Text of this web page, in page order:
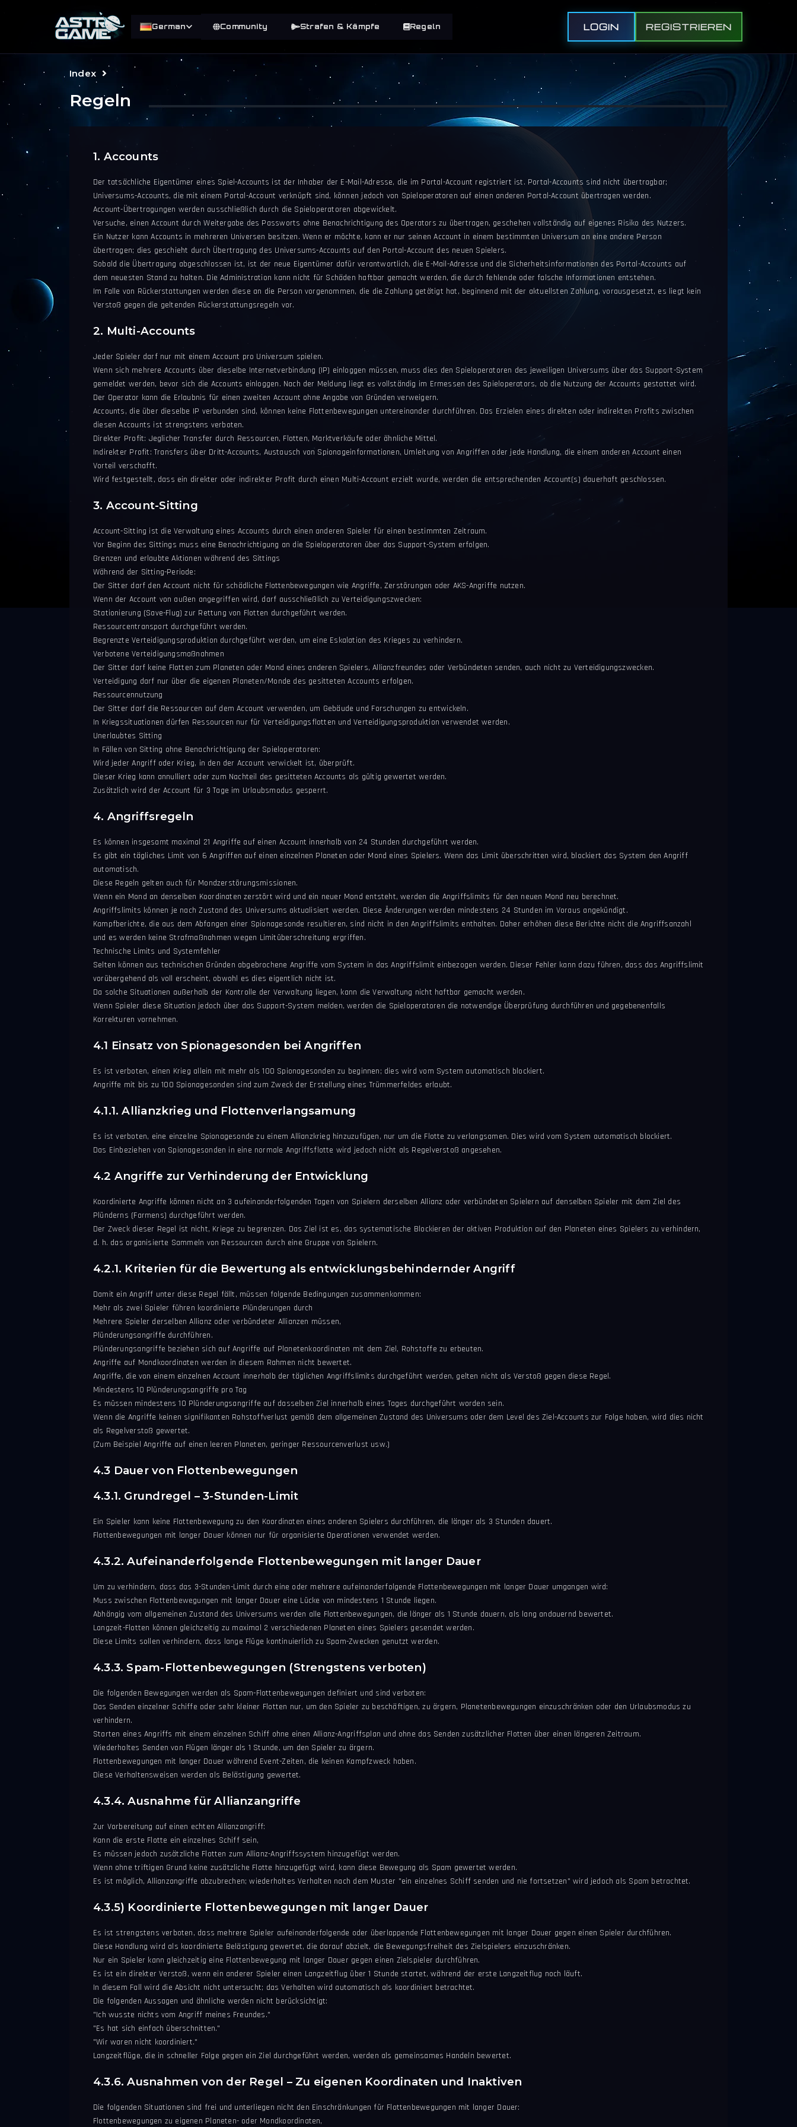
German Community Strafen & Kämpfe Regeln LOGIN REGISTRIEREN
Index
Regeln
1. Accounts
Der tatsächliche Eigentümer eines Spiel-Accounts ist der Inhaber der E-Mail-Adresse, die im Portal-Account registriert ist. Portal-Accounts sind nicht übertragbar;
Universums-Accounts, die mit einem Portal-Account verknüpft sind, können jedoch von Spieloperatoren auf einen anderen Portal-Account übertragen werden.
Account-Übertragungen werden ausschließlich durch die Spieloperatoren abgewickelt.
Versuche, einen Account durch Weitergabe des Passworts ohne Benachrichtigung des Operators zu übertragen, geschehen vollständig auf eigenes Risiko des Nutzers.
Ein Nutzer kann Accounts in mehreren Universen besitzen. Wenn er möchte, kann er nur seinen Account in einem bestimmten Universum an eine andere Person
übertragen; dies geschieht durch Übertragung des Universums-Accounts auf den Portal-Account des neuen Spielers.
Sobald die Übertragung abgeschlossen ist, ist der neue Eigentümer dafür verantwortlich, die E-Mail-Adresse und die Sicherheitsinformationen des Portal-Accounts auf
dem neuesten Stand zu halten. Die Administration kann nicht für Schäden haftbar gemacht werden, die durch fehlende oder falsche Informationen entstehen.
Im Falle von Rückerstattungen werden diese an die Person vorgenommen, die die Zahlung getätigt hat, beginnend mit der aktuellsten Zahlung, vorausgesetzt, es liegt kein
Verstoß gegen die geltenden Rückerstattungsregeln vor.
2. Multi-Accounts
Jeder Spieler darf nur mit einem Account pro Universum spielen.
Wenn sich mehrere Accounts über dieselbe Internetverbindung (IP) einloggen müssen, muss dies den Spieloperatoren des jeweiligen Universums über das Support-System
gemeldet werden, bevor sich die Accounts einloggen. Nach der Meldung liegt es vollständig im Ermessen des Spieloperators, ob die Nutzung der Accounts gestattet wird.
Der Operator kann die Erlaubnis für einen zweiten Account ohne Angabe von Gründen verweigern.
Accounts, die über dieselbe IP verbunden sind, können keine Flottenbewegungen untereinander durchführen. Das Erzielen eines direkten oder indirekten Profits zwischen
diesen Accounts ist strengstens verboten.
Direkter Profit: Jeglicher Transfer durch Ressourcen, Flotten, Marktverkäufe oder ähnliche Mittel.
Indirekter Profit: Transfers über Dritt-Accounts, Austausch von Spionageinformationen, Umleitung von Angriffen oder jede Handlung, die einem anderen Account einen
Vorteil verschafft.
Wird festgestellt, dass ein direkter oder indirekter Profit durch einen Multi-Account erzielt wurde, werden die entsprechenden Account(s) dauerhaft geschlossen.
3. Account-Sitting
Account-Sitting ist die Verwaltung eines Accounts durch einen anderen Spieler für einen bestimmten Zeitraum.
Vor Beginn des Sittings muss eine Benachrichtigung an die Spieloperatoren über das Support-System erfolgen.
Grenzen und erlaubte Aktionen während des Sittings
Während der Sitting-Periode:
Der Sitter darf den Account nicht für schädliche Flottenbewegungen wie Angriffe, Zerstörungen oder AKS-Angriffe nutzen.
Wenn der Account von außen angegriffen wird, darf ausschließlich zu Verteidigungszwecken:
Stationierung (Save-Flug) zur Rettung von Flotten durchgeführt werden.
Ressourcentransport durchgeführt werden.
Begrenzte Verteidigungsproduktion durchgeführt werden, um eine Eskalation des Krieges zu verhindern.
Verbotene Verteidigungsmaßnahmen
Der Sitter darf keine Flotten zum Planeten oder Mond eines anderen Spielers, Allianzfreundes oder Verbündeten senden, auch nicht zu Verteidigungszwecken.
Verteidigung darf nur über die eigenen Planeten/Monde des gesitteten Accounts erfolgen.
Ressourcennutzung
Der Sitter darf die Ressourcen auf dem Account verwenden, um Gebäude und Forschungen zu entwickeln.
In Kriegssituationen dürfen Ressourcen nur für Verteidigungsflotten und Verteidigungsproduktion verwendet werden.
Unerlaubtes Sitting
In Fällen von Sitting ohne Benachrichtigung der Spieloperatoren:
Wird jeder Angriff oder Krieg, in den der Account verwickelt ist, überprüft.
Dieser Krieg kann annulliert oder zum Nachteil des gesitteten Accounts als gültig gewertet werden.
Zusätzlich wird der Account für 3 Tage im Urlaubsmodus gesperrt.
4. Angriffsregeln
Es können insgesamt maximal 21 Angriffe auf einen Account innerhalb von 24 Stunden durchgeführt werden.
Es gibt ein tägliches Limit von 6 Angriffen auf einen einzelnen Planeten oder Mond eines Spielers. Wenn das Limit überschritten wird, blockiert das System den Angriff
automatisch.
Diese Regeln gelten auch für Mondzerstörungsmissionen.
Wenn ein Mond an denselben Koordinaten zerstört wird und ein neuer Mond entsteht, werden die Angriffslimits für den neuen Mond neu berechnet.
Angriffslimits können je nach Zustand des Universums aktualisiert werden. Diese Änderungen werden mindestens 24 Stunden im Voraus angekündigt.
Kampfberichte, die aus dem Abfangen einer Spionagesonde resultieren, sind nicht in den Angriffslimits enthalten. Daher erhöhen diese Berichte nicht die Angriffsanzahl
und es werden keine Strafmaßnahmen wegen Limitüberschreitung ergriffen.
Technische Limits und Systemfehler
Selten können aus technischen Gründen abgebrochene Angriffe vom System in das Angriffslimit einbezogen werden. Dieser Fehler kann dazu führen, dass das Angriffslimit
vorübergehend als voll erscheint, obwohl es dies eigentlich nicht ist.
Da solche Situationen außerhalb der Kontrolle der Verwaltung liegen, kann die Verwaltung nicht haftbar gemacht werden.
Wenn Spieler diese Situation jedoch über das Support-System melden, werden die Spieloperatoren die notwendige Überprüfung durchführen und gegebenenfalls
Korrekturen vornehmen.
4.1 Einsatz von Spionagesonden bei Angriffen
Es ist verboten, einen Krieg allein mit mehr als 100 Spionagesonden zu beginnen; dies wird vom System automatisch blockiert.
Angriffe mit bis zu 100 Spionagesonden sind zum Zweck der Erstellung eines Trümmerfeldes erlaubt.
4.1.1. Allianzkrieg und Flottenverlangsamung
Es ist verboten, eine einzelne Spionagesonde zu einem Allianzkrieg hinzuzufügen, nur um die Flotte zu verlangsamen. Dies wird vom System automatisch blockiert.
Das Einbeziehen von Spionagesonden in eine normale Angriffsflotte wird jedoch nicht als Regelverstoß angesehen.
4.2 Angriffe zur Verhinderung der Entwicklung
Koordinierte Angriffe können nicht an 3 aufeinanderfolgenden Tagen von Spielern derselben Allianz oder verbündeten Spielern auf denselben Spieler mit dem Ziel des
Plünderns (Farmens) durchgeführt werden.
Der Zweck dieser Regel ist nicht, Kriege zu begrenzen. Das Ziel ist es, das systematische Blockieren der aktiven Produktion auf den Planeten eines Spielers zu verhindern,
d. h. das organisierte Sammeln von Ressourcen durch eine Gruppe von Spielern.
4.2.1. Kriterien für die Bewertung als entwicklungsbehindernder Angriff
Damit ein Angriff unter diese Regel fällt, müssen folgende Bedingungen zusammenkommen:
Mehr als zwei Spieler führen koordinierte Plünderungen durch
Mehrere Spieler derselben Allianz oder verbündeter Allianzen müssen,
Plünderungsangriffe durchführen.
Plünderungsangriffe beziehen sich auf Angriffe auf Planetenkoordinaten mit dem Ziel, Rohstoffe zu erbeuten.
Angriffe auf Mondkoordinaten werden in diesem Rahmen nicht bewertet.
Angriffe, die von einem einzelnen Account innerhalb der täglichen Angriffslimits durchgeführt werden, gelten nicht als Verstoß gegen diese Regel.
Mindestens 10 Plünderungsangriffe pro Tag
Es müssen mindestens 10 Plünderungsangriffe auf dasselben Ziel innerhalb eines Tages durchgeführt worden sein.
Wenn die Angriffe keinen signifikanten Rohstoffverlust gemäß dem allgemeinen Zustand des Universums oder dem Level des Ziel-Accounts zur Folge haben, wird dies nicht
als Regelverstoß gewertet.
(Zum Beispiel Angriffe auf einen leeren Planeten, geringer Ressourcenverlust usw.)
4.3 Dauer von Flottenbewegungen
4.3.1. Grundregel – 3-Stunden-Limit
Ein Spieler kann keine Flottenbewegung zu den Koordinaten eines anderen Spielers durchführen, die länger als 3 Stunden dauert.
Flottenbewegungen mit langer Dauer können nur für organisierte Operationen verwendet werden.
4.3.2. Aufeinanderfolgende Flottenbewegungen mit langer Dauer
Um zu verhindern, dass das 3-Stunden-Limit durch eine oder mehrere aufeinanderfolgende Flottenbewegungen mit langer Dauer umgangen wird:
Muss zwischen Flottenbewegungen mit langer Dauer eine Lücke von mindestens 1 Stunde liegen.
Abhängig vom allgemeinen Zustand des Universums werden alle Flottenbewegungen, die länger als 1 Stunde dauern, als lang andauernd bewertet.
Langzeit-Flotten können gleichzeitig zu maximal 2 verschiedenen Planeten eines Spielers gesendet werden.
Diese Limits sollen verhindern, dass lange Flüge kontinuierlich zu Spam-Zwecken genutzt werden.
4.3.3. Spam-Flottenbewegungen (Strengstens verboten)
Die folgenden Bewegungen werden als Spam-Flottenbewegungen definiert und sind verboten:
Das Senden einzelner Schiffe oder sehr kleiner Flotten nur, um den Spieler zu beschäftigen, zu ärgern, Planetenbewegungen einzuschränken oder den Urlaubsmodus zu
verhindern.
Starten eines Angriffs mit einem einzelnen Schiff ohne einen Allianz-Angriffsplan und ohne das Senden zusätzlicher Flotten über einen längeren Zeitraum.
Wiederholtes Senden von Flügen länger als 1 Stunde, um den Spieler zu ärgern.
Flottenbewegungen mit langer Dauer während Event-Zeiten, die keinen Kampfzweck haben.
Diese Verhaltensweisen werden als Belästigung gewertet.
4.3.4. Ausnahme für Allianzangriffe
Zur Vorbereitung auf einen echten Allianzangriff:
Kann die erste Flotte ein einzelnes Schiff sein,
Es müssen jedoch zusätzliche Flotten zum Allianz-Angriffssystem hinzugefügt werden.
Wenn ohne triftigen Grund keine zusätzliche Flotte hinzugefügt wird, kann diese Bewegung als Spam gewertet werden.
Es ist möglich, Allianzangriffe abzubrechen; wiederholtes Verhalten nach dem Muster "ein einzelnes Schiff senden und nie fortsetzen" wird jedoch als Spam betrachtet.
4.3.5) Koordinierte Flottenbewegungen mit langer Dauer
Es ist strengstens verboten, dass mehrere Spieler aufeinanderfolgende oder überlappende Flottenbewegungen mit langer Dauer gegen einen Spieler durchführen.
Diese Handlung wird als koordinierte Belästigung gewertet, die darauf abzielt, die Bewegungsfreiheit des Zielspielers einzuschränken.
Nur ein Spieler kann gleichzeitig eine Flottenbewegung mit langer Dauer gegen einen Zielspieler durchführen.
Es ist ein direkter Verstoß, wenn ein anderer Spieler einen Langzeitflug über 1 Stunde startet, während der erste Langzeitflug noch läuft.
In diesem Fall wird die Absicht nicht untersucht; das Verhalten wird automatisch als koordiniert betrachtet.
Die folgenden Aussagen und ähnliche werden nicht berücksichtigt:
"Ich wusste nichts vom Angriff meines Freundes."
"Es hat sich einfach überschnitten."
"Wir waren nicht koordiniert."
Langzeitflüge, die in schneller Folge gegen ein Ziel durchgeführt werden, werden als gemeinsames Handeln bewertet.
4.3.6. Ausnahmen von der Regel – Zu eigenen Koordinaten und Inaktiven
Die folgenden Situationen sind frei und unterliegen nicht den Einschränkungen für Flottenbewegungen mit langer Dauer:
Flottenbewegungen zu eigenen Planeten- oder Mondkoordinaten,